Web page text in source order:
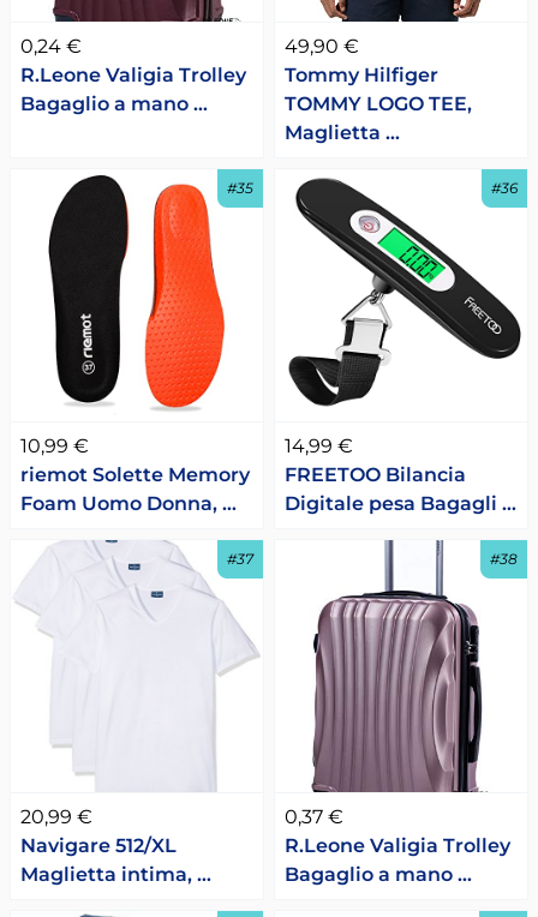
0,24 €
R.Leone Valigia Trolley
Bagaglio a mano …
49,90 €
Tommy Hilfiger
TOMMY LOGO TEE,
Maglietta …
#35
10,99 €
riemot Solette Memory
Foam Uomo Donna, …
#36
14,99 €
FREETOO Bilancia
Digitale pesa Bagagli …
#37
20,99 €
Navigare 512/XL
Maglietta intima, …
#38
0,37 €
R.Leone Valigia Trolley
Bagaglio a mano …